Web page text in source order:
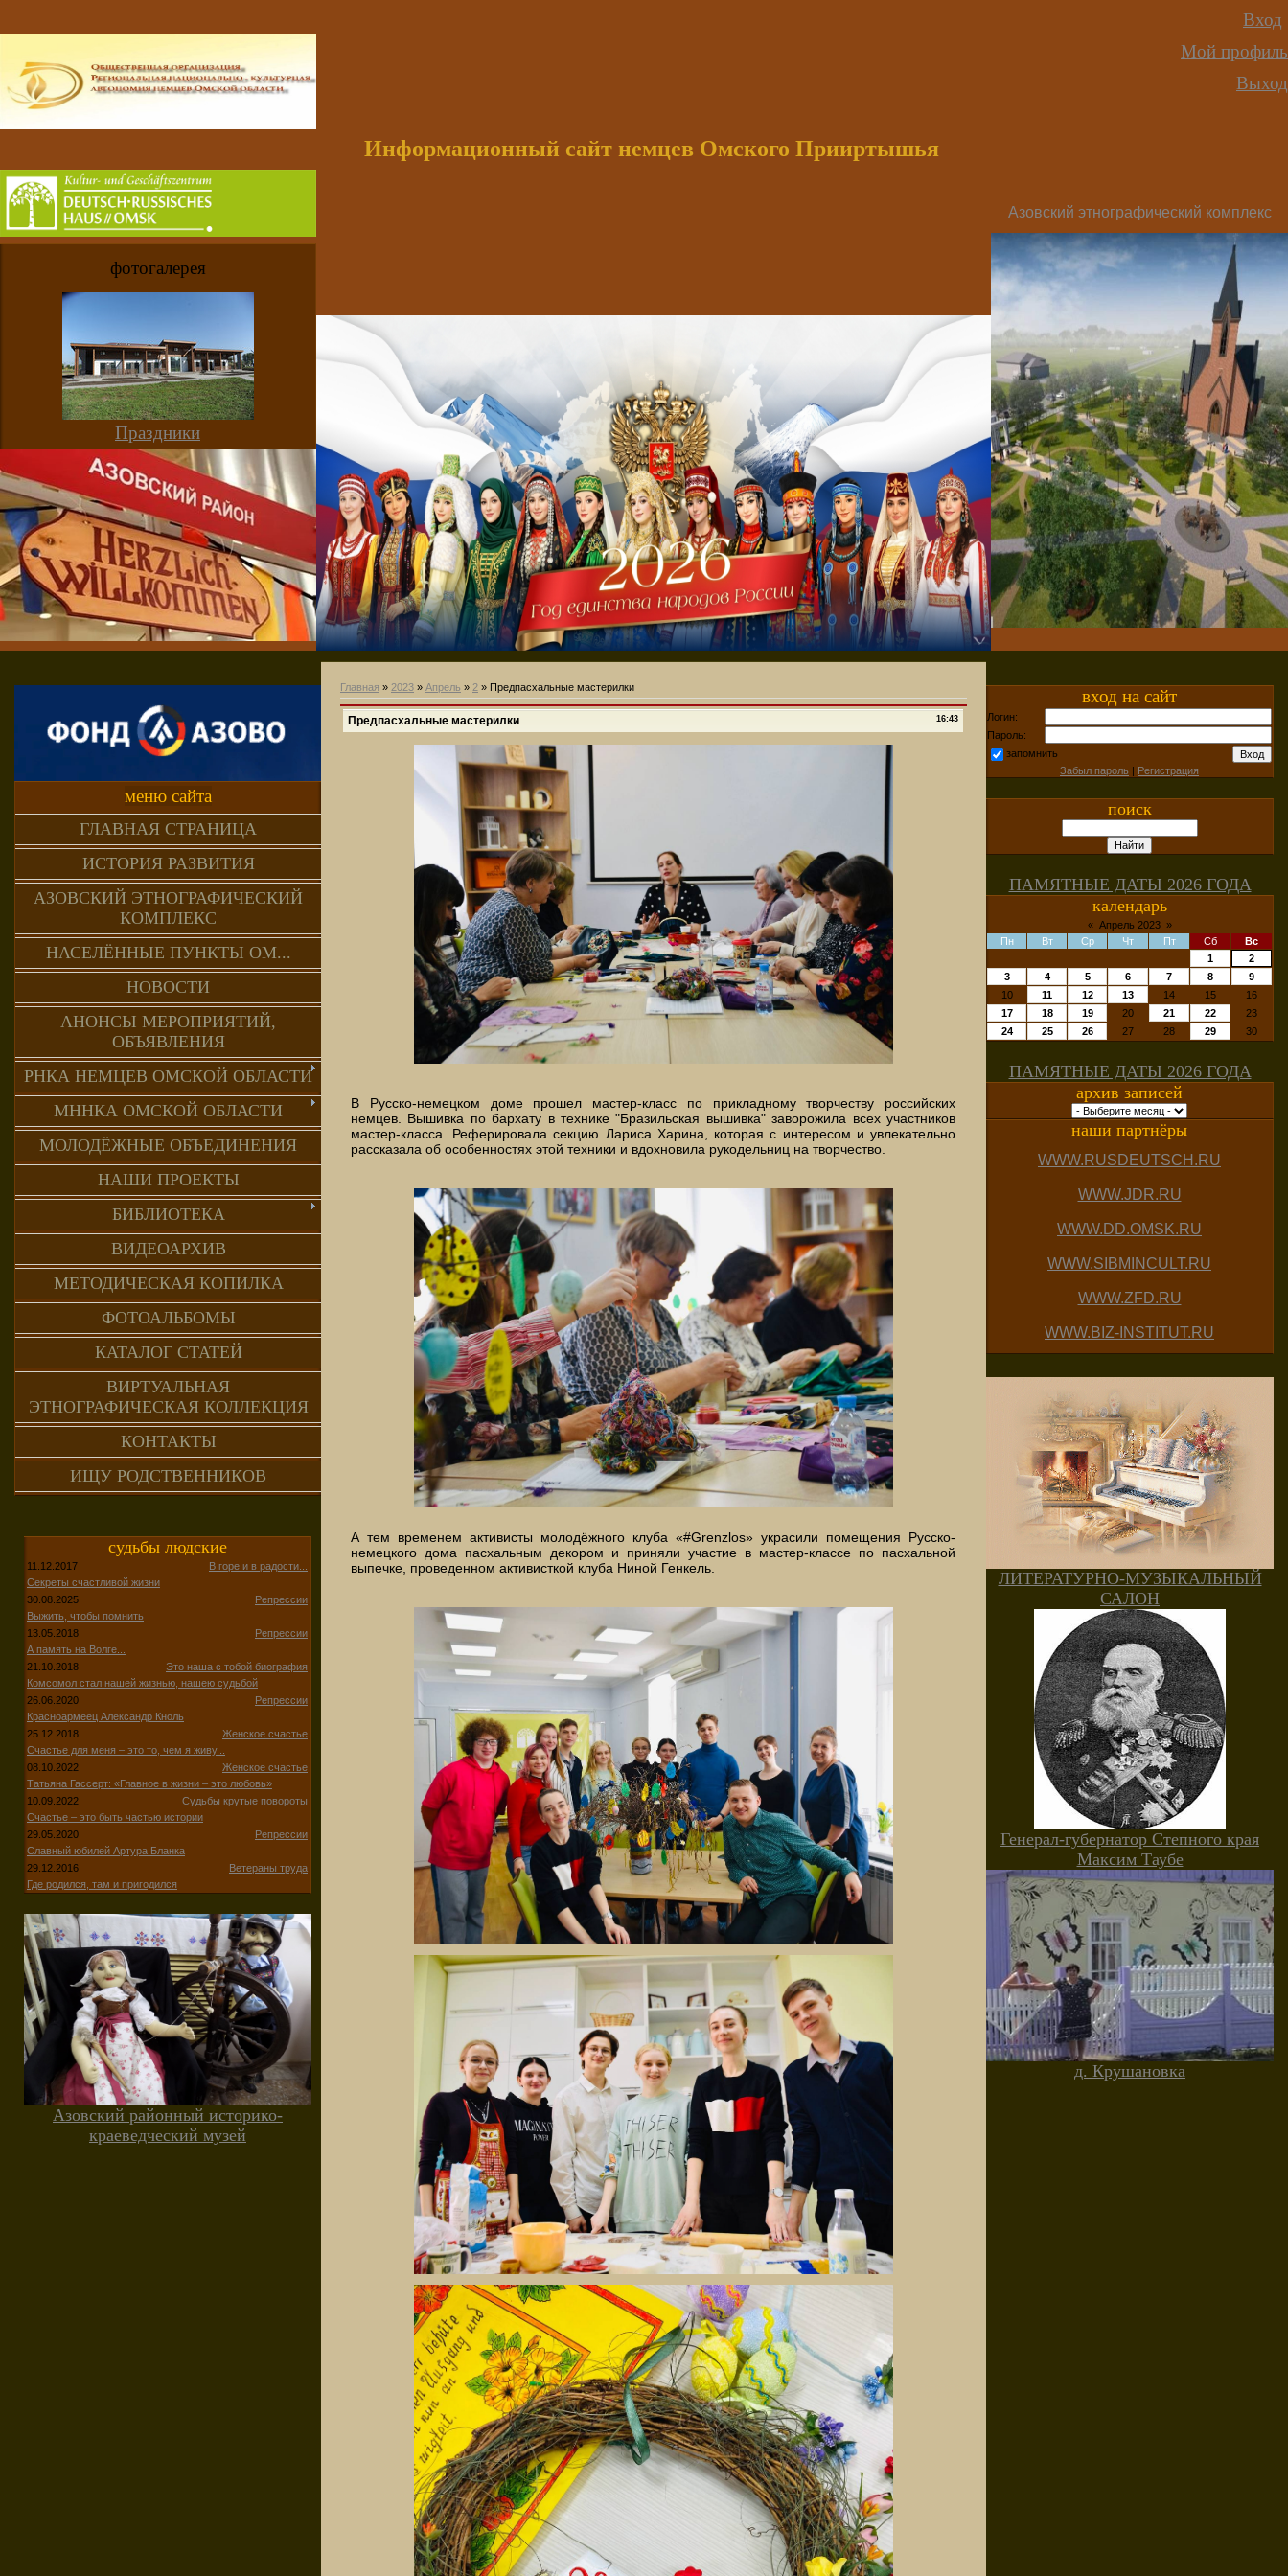
Вход
Мой профиль
Выход
фотогалерея
Праздники
Информационный сайт немцев Омского Прииртышья
Азовский этнографический комплекс
меню сайта
ГЛАВНАЯ СТРАНИЦА
ИСТОРИЯ РАЗВИТИЯ
АЗОВСКИЙ ЭТНОГРАФИЧЕСКИЙ
КОМПЛЕКС
НАСЕЛЁННЫЕ ПУНКТЫ ОМ...
НОВОСТИ
АНОНСЫ МЕРОПРИЯТИЙ,
ОБЪЯВЛЕНИЯ
РНКА НЕМЦЕВ ОМСКОЙ ОБЛАСТИ
МННКА ОМСКОЙ ОБЛАСТИ
МОЛОДЁЖНЫЕ ОБЪЕДИНЕНИЯ
НАШИ ПРОЕКТЫ
БИБЛИОТЕКА
ВИДЕОАРХИВ
МЕТОДИЧЕСКАЯ КОПИЛКА
ФОТОАЛЬБОМЫ
КАТАЛОГ СТАТЕЙ
ВИРТУАЛЬНАЯ
ЭТНОГРАФИЧЕСКАЯ КОЛЛЕКЦИЯ
КОНТАКТЫ
ИЩУ РОДСТВЕННИКОВ
судьбы людские
11.12.2017
В горе и в радости...
Секреты счастливой жизни
30.08.2025
Репрессии
Выжить, чтобы помнить
13.05.2018
Репрессии
А память на Волге...
21.10.2018
Это наша с тобой биография
Комсомол стал нашей жизнью, нашею судьбой
26.06.2020
Репрессии
Красноармеец Александр Кноль
25.12.2018
Женское счастье
Счастье для меня – это то, чем я живу...
08.10.2022
Женское счастье
Татьяна Гассерт: «Главное в жизни – это любовь»
10.09.2022
Судьбы крутые повороты
Счастье – это быть частью истории
29.05.2020
Репрессии
Славный юбилей Артура Бланка
29.12.2016
Ветераны труда
Где родился, там и пригодился
Азовский районный историко-
краеведческий музей
Главная » 2023 » Апрель » 2 » Предпасхальные мастерилки
16:43
Предпасхальные мастерилки
В Русско-немецком доме прошел мастер-класс по прикладному творчеству российских
немцев. Вышивка по бархату в технике "Бразильская вышивка" заворожила всех участников
мастер-класса. Реферировала секцию Лариса Харина, которая с интересом и увлекательно
рассказала об особенностях этой техники и вдохновила рукодельниц на творчество.
А тем временем активисты молодёжного клуба «#Grenzlos» украсили помещения Русско-
немецкого дома пасхальным декором и приняли участие в мастер-классе по пасхальной
выпечке, проведенном активисткой клуба Ниной Генкель.
вход на сайт
Логин:
Пароль:
запомнить
Забыл пароль | Регистрация
поиск
ПАМЯТНЫЕ ДАТЫ 2026 ГОДА
календарь
« Апрель 2023 »
Пн
Вт Ср Чт Пт Сб
Вс
1
2
3
4 5 6 7 8
9
10
11 12 13 14 15
16
17
18 19 20 21 22
23
24
25 26 27 28 29 30
ПАМЯТНЫЕ ДАТЫ 2026 ГОДА
архив записей
наши партнёры
WWW.RUSDEUTSCH.RU
WWW.JDR.RU
WWW.DD.OMSK.RU
WWW.SIBMINCULT.RU
WWW.ZFD.RU
WWW.BIZ-INSTITUT.RU
ЛИТЕРАТУРНО-МУЗЫКАЛЬНЫЙ
САЛОН
Генерал-губернатор Степного края
Максим Таубе
д. Крушановка